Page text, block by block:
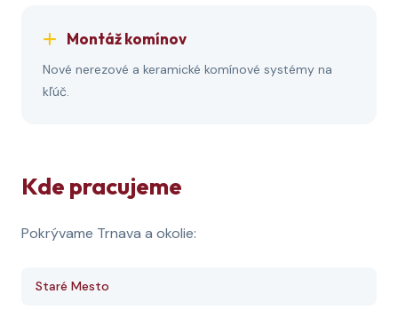
Montáž komínov
Nové nerezové a keramické komínové systémy na
kľúč.
Kde pracujeme
Pokrývame Trnava a okolie:
Staré Mesto